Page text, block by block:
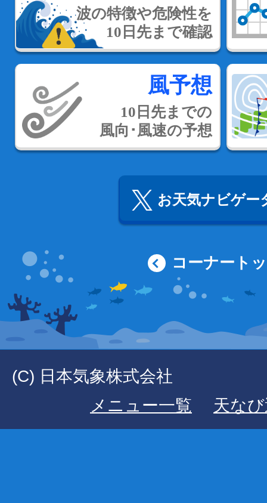
波の特徴や危険性を
10日先まで確認
風予想
10日先までの
風向･風速の予想
お天気ナビゲー
コーナート
(C) 日本気象株式会社
メニュー一覧
天な